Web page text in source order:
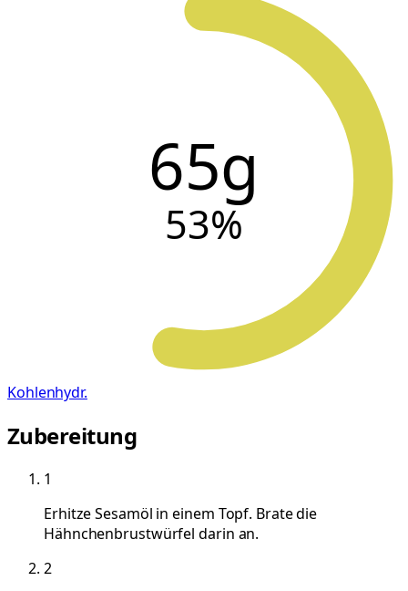
65g
53%
Kohlenhydr.
Zubereitung
1
Erhitze Sesamöl in einem Topf. Brate die
Hähnchenbrustwürfel darin an.
2